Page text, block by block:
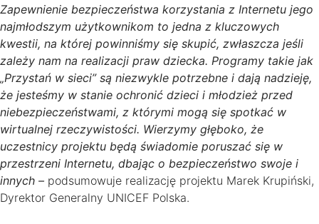
Zapewnienie bezpieczeństwa korzystania z Internetu jego
najmłodszym użytkownikom to jedna z kluczowych
kwestii, na której powinniśmy się skupić, zwłaszcza jeśli
zależy nam na realizacji praw dziecka. Programy takie jak
„Przystań w sieci” są niezwykle potrzebne i dają nadzieję,
że jesteśmy w stanie ochronić dzieci i młodzież przed
niebezpieczeństwami, z którymi mogą się spotkać w
wirtualnej rzeczywistości. Wierzymy głęboko, że
uczestnicy projektu będą świadomie poruszać się w
przestrzeni Internetu, dbając o bezpieczeństwo swoje i
innych – podsumowuje realizację projektu Marek Krupiński,
Dyrektor Generalny UNICEF Polska.